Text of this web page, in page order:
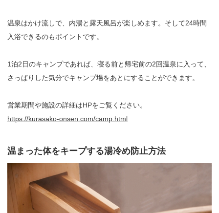
温泉はかけ流しで、内湯と露天風呂が楽しめます。そして24時間
入浴できるのもポイントです。
1泊2日のキャンプであれば、寝る前と帰宅前の2回温泉に入って、
さっぱりした気分でキャンプ場をあとにすることができます。
営業期間や施設の詳細はHPをご覧ください。
https://kurasako-onsen.com/camp.html
温まった体をキープする湯冷め防止方法